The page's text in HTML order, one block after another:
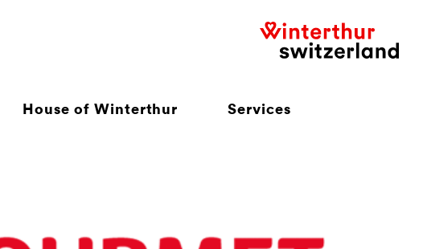
House of Winterthur Services